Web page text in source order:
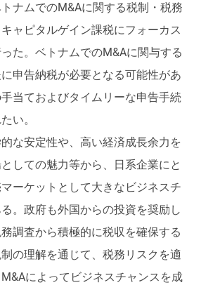
ナムでのM&Aに関する税制・税務
ャピタルゲイン課税にフォーカス
た。ベトナムでのM&Aに関与する
申告納税が必要となる可能性があ
当ておよびタイムリーな申告手続
い。
な安定性や、高い経済成長余力を
しての魅力等から、日系企業にと
ーケットとして大きなビジネスチ
。政府も外国からの投資を奨励し
調査から積極的に税収を確保する
の理解を通じて、税務リスクを適
によってビジネスチャンスを成